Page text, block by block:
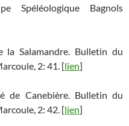
Spéléologique Bagnols
la Salamandre. Bulletin du
2: 41. [lien]
de Canebière. Bulletin du
2: 42. [lien]